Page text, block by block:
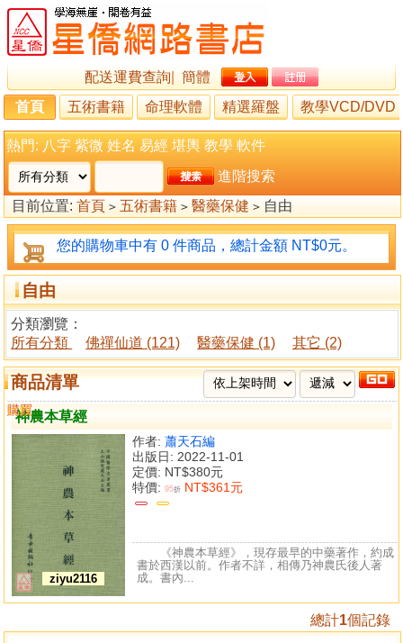
配送運費查詢
簡體
首頁
五術書籍 命理軟體 精選羅盤 教學VCD/DVD
熱門: 八字 紫微 姓名 易經 堪輿 教學 軟件
進階搜索
目前位置: 首頁 > 五術書籍 > 醫藥保健 > 自由
您的購物車中有 0 件商品，總計金額 NT$0元。
自由
分類瀏覽：
所有分類
佛禪仙道 (121) 醫藥保健 (1) 其它 (2)
商品清單
神農本草經
ziyu2116
作者: 蕭天石編
出版日: 2022-11-01
定價: NT$380元
特價: 95折 NT$361元
購買
比較
《神農本草經》，現存最早的中藥著作，約成
書於西漢以前。作者不詳，相傳乃神農氏後人著
成。書內...
總計1個記錄